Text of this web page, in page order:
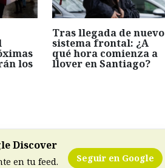
los
Tras llegada de nuevo
sistema frontal: ¿A
qué hora comienza a
llover en Santiago?
Discover
en tu feed. Seguir en Google